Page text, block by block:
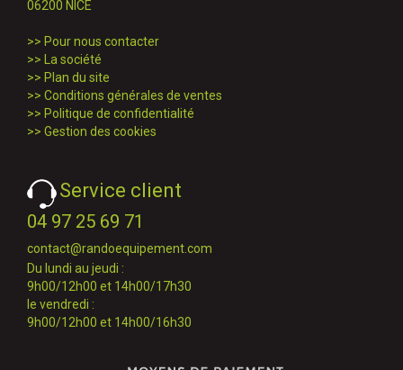
06200 NICE
>> Pour nous contacter
>> La société
>> Plan du site
>> Conditions générales de ventes
>> Politique de confidentialité
>> Gestion des cookies
Service client
04 97 25 69 71
contact@randoequipement.com
Du lundi au jeudi :
9h00/12h00 et 14h00/17h30
le vendredi :
9h00/12h00 et 14h00/16h30